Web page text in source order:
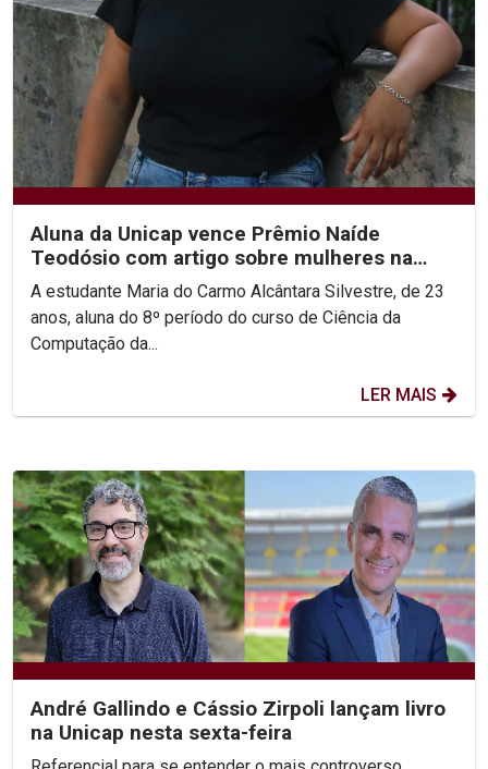
Aluna da Unicap vence Prêmio Naíde
Teodósio com artigo sobre mulheres na
área de STEM
A estudante Maria do Carmo Alcântara Silvestre, de 23
anos, aluna do 8º período do curso de Ciência da
Computação da...
LER MAIS
André Gallindo e Cássio Zirpoli lançam livro
na Unicap nesta sexta-feira